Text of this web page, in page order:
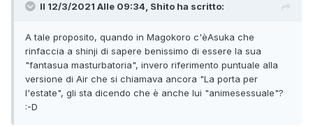
Il 12/3/2021 Alle 09:34, Shito ha scritto:
A tale proposito, quando in Magokoro c'èAsuka che
rinfaccia a shinji di sapere benissimo di essere la sua
"fantasua masturbatoria", invero riferimento puntuale alla
versione di Air che si chiamava ancora "La porta per
l'estate", gli sta dicendo che è anche lui "animesessuale"?
:-D